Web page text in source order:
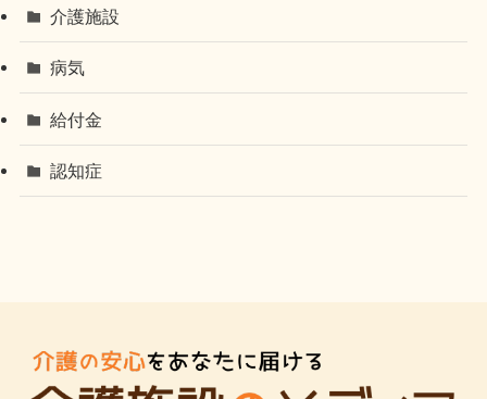
介護施設
病気
給付金
認知症